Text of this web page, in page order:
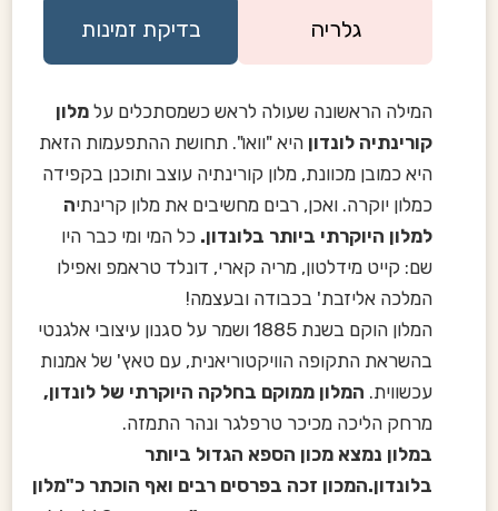
גלריה בדיקת זמינות
המילה הראשונה שעולה לראש כשמסתכלים על מלון
קורינתיה לונדון היא "וואו". תחושת ההתפעמות הזאת
היא כמובן מכוונת, מלון קורינתיה עוצב ותוכנן בקפידה
כמלון יוקרה. ואכן, רבים מחשיבים את מלון קרינתיה
למלון היוקרתי ביותר בלונדון. כל המי ומי כבר היו
שם: קייט מידלטון, מריה קארי, דונלד טראמפ ואפילו
המלכה אליזבת' בכבודה ובעצמה!
המלון הוקם בשנת 1885 ושמר על סגנון עיצובי אלגנטי
בהשראת התקופה הוויקטוריאנית, עם טאץ' של אמנות
עכשווית. המלון ממוקם בחלקה היוקרתי של לונדון,
מרחק הליכה מכיכר טרפלגר ונהר התמזה.
במלון נמצא מכון הספא הגדול ביותר
בלונדון.המכון זכה בפרסים רבים ואף הוכתר כ"מלון